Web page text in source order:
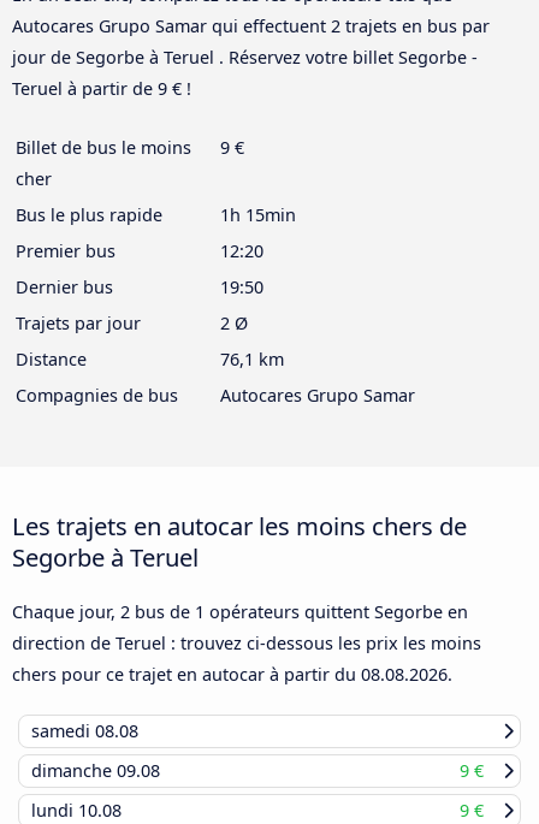
Autocares Grupo Samar qui effectuent 2 trajets en bus par
jour de Segorbe à Teruel . Réservez votre billet Segorbe -
Teruel à partir de 9 € !
Billet de bus le moins
cher
9 €
Bus le plus rapide
1h 15min
Premier bus
12:20
Dernier bus
19:50
Trajets par jour
2 Ø
Distance
76,1 km
Compagnies de bus
Autocares Grupo Samar
Les trajets en autocar les moins chers de
Segorbe à Teruel
Chaque jour, 2 bus de 1 opérateurs quittent Segorbe en
direction de Teruel : trouvez ci-dessous les prix les moins
chers pour ce trajet en autocar à partir du 08.08.2026.
samedi 08.08
dimanche 09.08
9 €
lundi 10.08
9 €